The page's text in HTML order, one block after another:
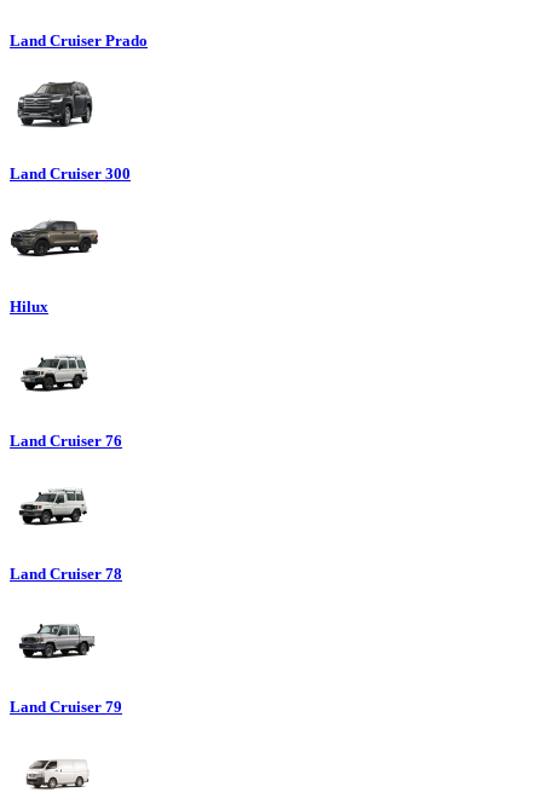
Land Cruiser Prado
Land Cruiser 300
Hilux
Land Cruiser 76
Land Cruiser 78
Land Cruiser 79